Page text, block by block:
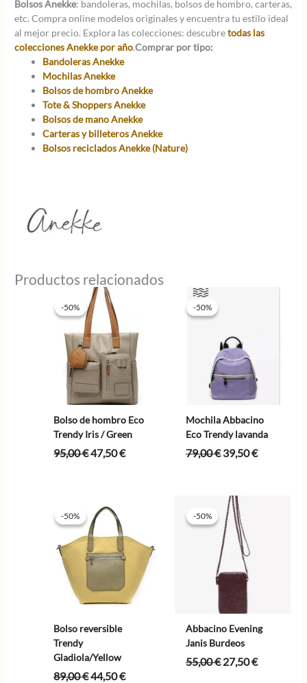
Bolsos Anekke: bandoleras, mochilas, bolsos de hombro, carteras,
etc. Compra online modelos originales y encuentra tu estilo ideal
al mejor precio. Explora las colecciones: descubretodas las
colecciones Anekke por año.Comprar por tipo:
Bandoleras Anekke
Mochilas Anekke
Bolsos de hombro Anekke
Tote & Shoppers Anekke
Bolsos de mano Anekke
Carteras y billeteros Anekke
Bolsos reciclados Anekke (Nature)
Productos relacionados
-50%
-50%
Bolso de hombro Eco
Trendy Iris / Green
95,00€El
95,00 €.
47,50€El
-50%
-50%
Mochila Abbacino
Eco Trendy lavanda
79,00€ El
era:
79,00 €.
39,50€El
-50%
-50%
Bolso reversible
Trendy
Gladiola/Yellow
89,00€El
44,50€El
-50%
-50%
Abbacino Evening
Janis Burdeos
55,00€ El
27,50€El